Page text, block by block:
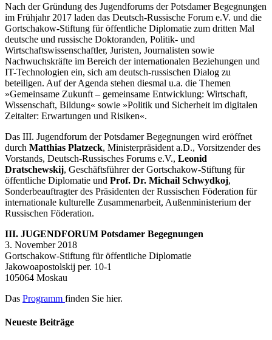
Nach der Gründung des Jugendforums der Potsdamer Begegnungen
im Frühjahr 2017 laden das Deutsch-Russische Forum e.V. und die
Gortschakow-Stiftung für öffentliche Diplomatie zum dritten Mal
deutsche und russische Doktoranden, Politik- und
Wirtschaftswissenschaftler, Juristen, Journalisten sowie
Nachwuchskräfte im Bereich der internationalen Beziehungen und
IT-Technologien ein, sich am deutsch-russischen Dialog zu
beteiligen. Auf der Agenda stehen diesmal u.a. die Themen
»Gemeinsame Zukunft – gemeinsame Entwicklung: Wirtschaft,
Wissenschaft, Bildung« sowie »Politik und Sicherheit im digitalen
Zeitalter: Erwartungen und Risiken«.
Das III. Jugendforum der Potsdamer Begegnungen wird eröffnet
durch Matthias Platzeck, Ministerpräsident a.D., Vorsitzender des
Vorstands, Deutsch-Russisches Forums e.V., Leonid
Dratschewskij, Geschäftsführer der Gortschakow-Stiftung für
öffentliche Diplomatie und Prof. Dr. Michail Schwydkoj,
Sonderbeauftragter des Präsidenten der Russischen Föderation für
internationale kulturelle Zusammenarbeit, Außenministerium der
Russischen Föderation.
III. JUGENDFORUM Potsdamer Begegnungen
3. November 2018
Gortschakow-Stiftung für öffentliche Diplomatie
Jakowoapostolskij per. 10-1
105064 Moskau
Das Programm finden Sie hier.
Neueste Beiträge